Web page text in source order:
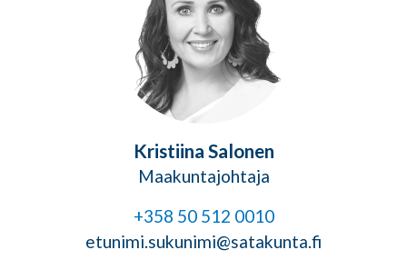
Kristiina Salonen
Maakuntajohtaja
+358 50 512 0010
etunimi.sukunimi@satakunta.fi